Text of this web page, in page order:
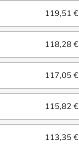
119,51 €
118,28 €
117,05 €
115,82 €
113,35 €